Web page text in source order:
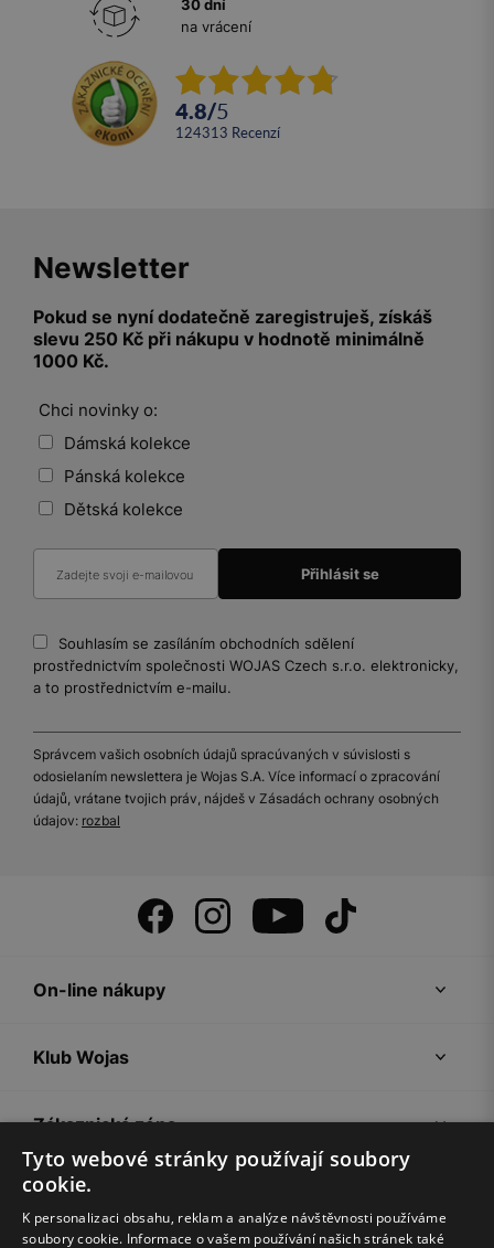
30 dní
na vrácení
4.8/5
124313 recenzí
Newsletter
Pokud se nyní dodatečně zaregistruješ, získáš
slevu 250 Kč při nákupu v hodnotě minimálně
1000 Kč.
Chci novinky o:
Dámská kolekce
Pánská kolekce
Dětská kolekce
Souhlasím se zasíláním obchodních sdělení
prostřednictvím společnosti WOJAS Czech s.r.o. elektronicky,
a to prostřednictvím e-mailu.
Správcem vašich osobních údajů spracúvaných v súvislosti s
odosielaním newslettera je Wojas S.A. Více informací o zpracování
údajů, vrátane tvojich práv, nájdeš v Zásadách ochrany osobných
údajov: rozbal
On-line nákupy
Klub Wojas
Zákaznická zóna
Společnost Wojas
Tyto webové stránky používají soubory
cookie.
K personalizaci obsahu, reklam a analýze návštěvnosti používáme
soubory cookie. Informace o vašem používání našich stránek také